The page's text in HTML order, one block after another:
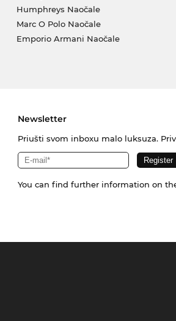
Humphreys Naočale
Marc O Polo Naočale
Emporio Armani Naočale
Newsletter
Priušti svom inboxu malo luksuza.
You can find further information on